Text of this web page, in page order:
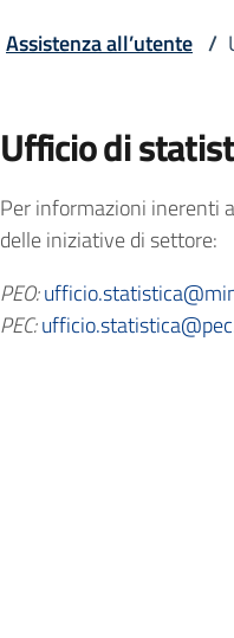
Assistenza all’utente /
Ufficio di
Per informazioni inerenti
delle iniziative di settore:
PEO:
PEC: